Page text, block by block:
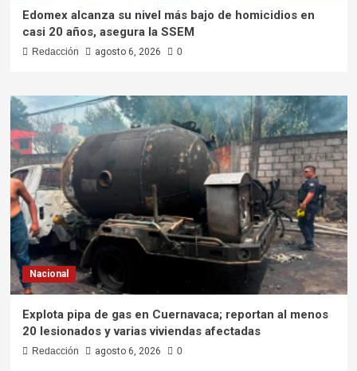
Edomex alcanza su nivel más bajo de homicidios en
casi 20 años, asegura la SSEM
Redacción agosto 6, 2026 0
Nacional
Explota pipa de gas en Cuernavaca; reportan al menos
20 lesionados y varias viviendas afectadas
Redacción agosto 6, 2026 0